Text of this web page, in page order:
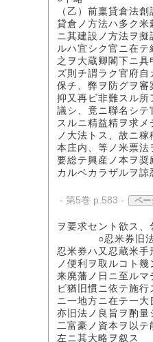
（乙）前稟貸倉法
貸倉ノ方法ハ多ク
ニ其建設ノ方法ヲ
ルハ宜シク官ニ在
之ヲ大蔵卿閣下ニ
ズ則チ謂ラク官府
保チ、弊ヲ防グヲ審
抑又再ビ非難スル
議シ、竟ニ聯名シ
スルニ精益精ヲ求
ノ大法トス、故ニ
本庄内、等ノ米票
要総テ興産ノ本ヲ
カルベカラザルヲ
- 第5巻 p.583 - ペー
ヲ要求セント欲ス、
○忍米券旧法
忍米券ハ又忍蔵米
ノ便利ヲ取ルコト
来廃藩ノ日ニ至ル
ビ猶旧慣ニ依テ施
ニ一地方ニ在テ一
亦旧法ノ良旨ヲ酌
二富豪ノ資本ヲ以
左ニ其大略ヲ叙ス